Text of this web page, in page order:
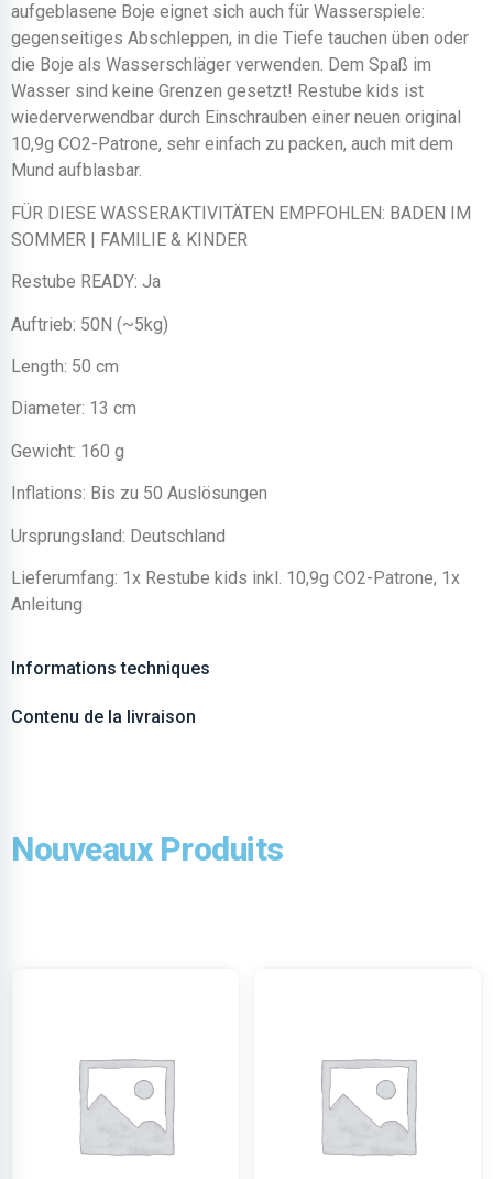
aufgeblasene Boje eignet sich auch für Wasserspiele:
gegenseitiges Abschleppen, in die Tiefe tauchen üben oder
die Boje als Wasserschläger verwenden. Dem Spaß im
Wasser sind keine Grenzen gesetzt! Restube kids ist
wiederverwendbar durch Einschrauben einer neuen original
10,9g CO2-Patrone, sehr einfach zu packen, auch mit dem
Mund aufblasbar.
FÜR DIESE WASSERAKTIVITÄTEN EMPFOHLEN: BADEN IM
SOMMER | FAMILIE & KINDER
Restube READY: Ja
Auftrieb: 50N (~5kg)
Length: 50 cm
Diameter: 13 cm
Gewicht: 160 g
Inflations: Bis zu 50 Auslösungen
Ursprungsland: Deutschland
Lieferumfang: 1x Restube kids inkl. 10,9g CO2-Patrone, 1x
Anleitung
Informations techniques
Contenu de la livraison
Nouveaux Produits